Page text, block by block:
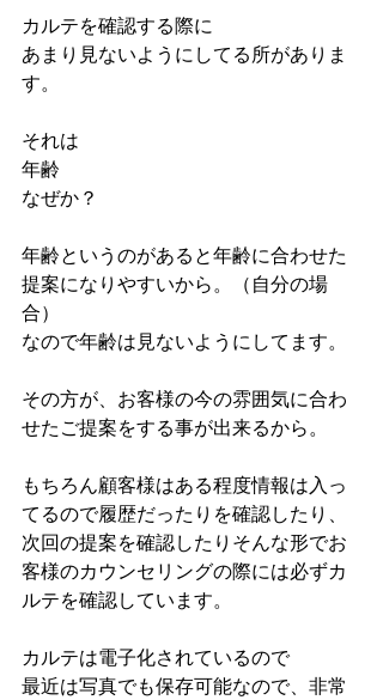
カルテを確認する際に
あまり見ないようにしてる所がありま
す。
それは
年齢
なぜか？
年齢というのがあると年齢に合わせた
提案になりやすいから。（自分の場
合）
なので年齢は見ないようにしてます。
その方が、お客様の今の雰囲気に合わ
せたご提案をする事が出来るから。
もちろん顧客様はある程度情報は入っ
てるので履歴だったりを確認したり、
次回の提案を確認したりそんな形でお
客様のカウンセリングの際には必ずカ
ルテを確認しています。
カルテは電子化されているので
最近は写真でも保存可能なので、非常